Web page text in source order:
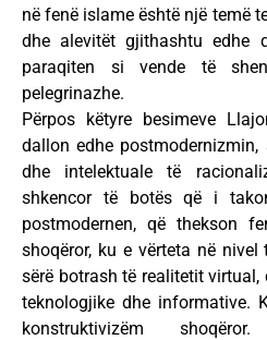
në fenë islame është një temë
dhe alevitët gjithashtu edhe
paraqiten si vende të
pelegrinazhe.
Përpos këtyre besimeve
dallon edhe
dhe intelektuale të
shkencor të botës që i
postmodernen, që thekson
shoqëror, ku e vërteta në
sërë botrash të realitetit virtual,
teknologjike dhe informative.
konstruktivizëm